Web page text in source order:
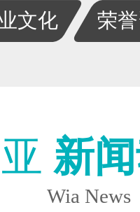
文化 荣
新
Wia News